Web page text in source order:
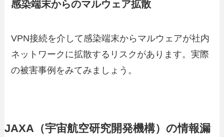
感染端末からのマルウェア拡散
VPN接続を介して感染端末からマルウェアが社内
ネットワークに拡散するリスクがあります。実際
の被害事例をみてみましょう。
JAXA（宇宙航空研究開発機構）の情報漏